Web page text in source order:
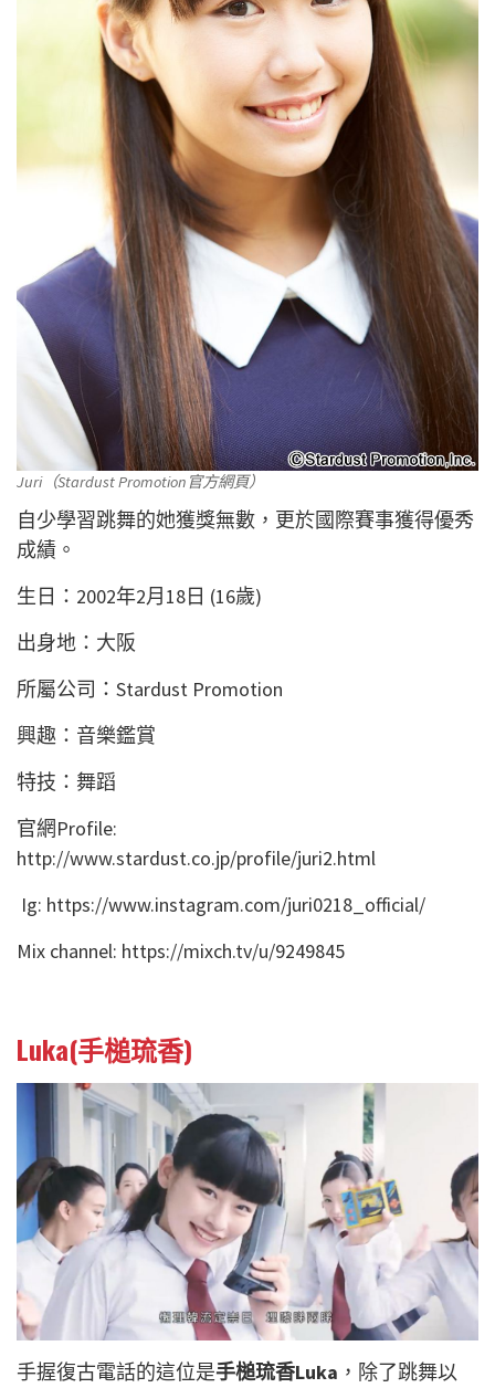
Juri（Stardust Promotion官方網頁）
自少學習跳舞的她獲獎無數，更於國際賽事獲得優秀
成績。
生日：2002年2月18日 (16歲)
出身地：大阪
所屬公司：Stardust Promotion
興趣：音樂鑑賞
特技：舞蹈
官網Profile:
http://www.stardust.co.jp/profile/juri2.html
Ig: https://www.instagram.com/juri0218_official/
Mix channel: https://mixch.tv/u/9249845
Luka(手槌琉香)
手握復古電話的這位是手槌琉香Luka ，除了跳舞以